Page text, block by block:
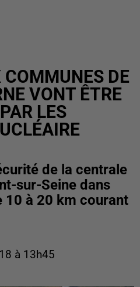
DE
VONT ÊTRE
LES
de la centrale
sur-Seine dans
10 à 20 km courant
à 13h45